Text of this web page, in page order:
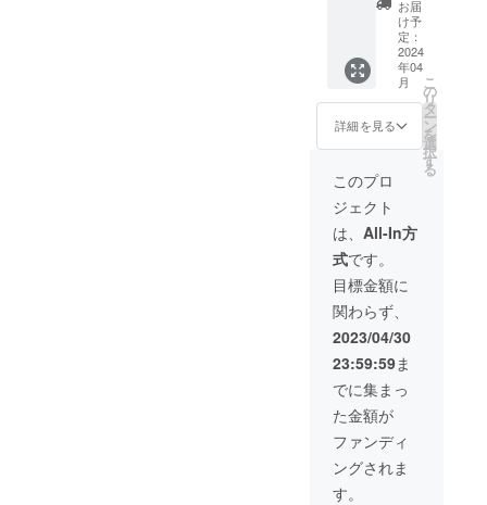
を記載
してく
ださ
い。ま
た、２
０文字
程度の
いて頂
構で
す。ラ
ジオ放
送内
で、お
名前と
一緒に
お読み
頂きま
す。
ラジオ
存続の
ため、
ご協力
いただ
けると
幸いで
りがと
ござい
ます。
※ご支援
いただ
ける際
は、必
ず備考
欄にラ
ジオ
ネーム
を記載
してく
ださ
い。ま
た、２
０文字
以内の
30秒程
度のCM
を作成
し、番
組の冒
頭と最
後に、
そのCM
を流さ
せて頂
きま
す。 ど
のよう
なCMに
するか
は、
メール
で打ち
合わせ
させて
頂き、
内容を
決めさ
せてい
ただけ
ればと
思いま
お届
け予
定：
2024
年04
月
詳細を見る
こ
の
リ
タ
ー
ン
を
選
択
す
る
このプロ
ジェクト
は、 All-In方
式です。
目標金額に
関わらず、
2023/04/30
23:59:59ま
でに集まっ
た金額が
ファンディ
ングされま
す。